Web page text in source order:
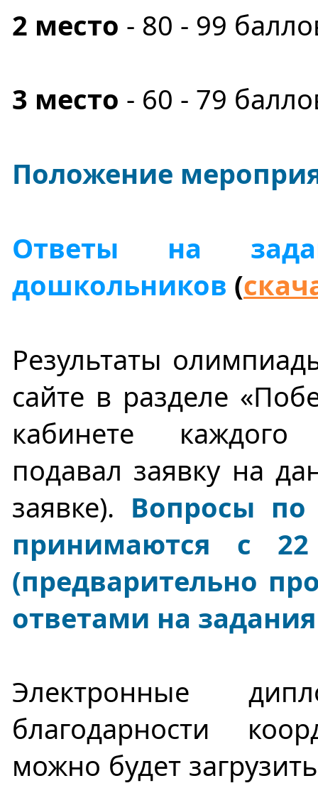
2 место - 80 - 99
3 место - 60 - 79
Положение
Ответы на
дошкольников (
Результаты
сайте в разделе
кабинете
подавал заявку на
заявке). Вопросы по
принимаются с
(предварительно
ответами на
Электронные
благодарности
можно будет